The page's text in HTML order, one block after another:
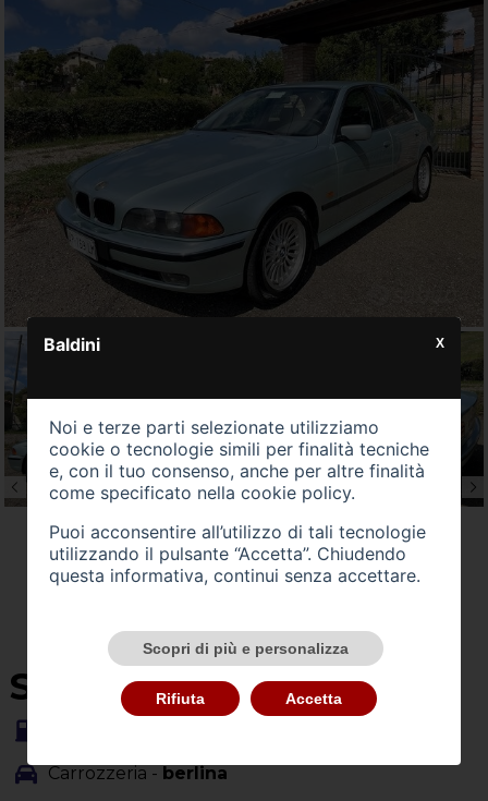
SU QUEST'AUTO
Carrozzeria - berlina
Baldini
Noi e terze parti selezionate utilizziamo
cookie o tecnologie simili per finalità tecniche
e, con il tuo consenso, anche per altre finalità
come specificato nella cookie policy.
Puoi acconsentire all’utilizzo di tali tecnologie
utilizzando il pulsante “Accetta”. Chiudendo
questa informativa, continui senza accettare.
Scopri di più e personalizza
Rifiuta Accetta
X